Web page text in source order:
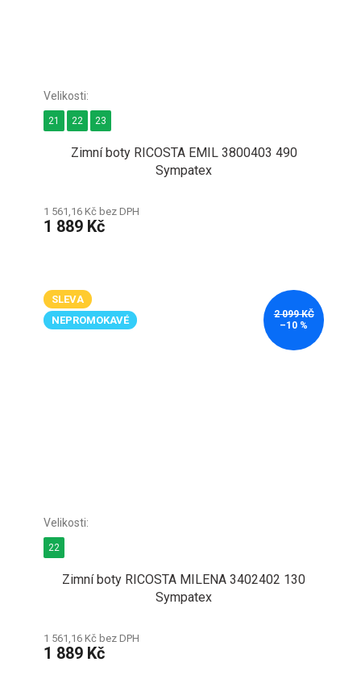
Zimní boty RICOSTA EMIL 3800403 490
Sympatex
1 561,16 Kč bez DPH
1 889 Kč
21 22 23
SLEVA
NEPROMOKAVÉ
2 099 KČ
–10 %
Zimní boty RICOSTA MILENA 3402402 130
Sympatex
1 561,16 Kč bez DPH
1 889 Kč
22